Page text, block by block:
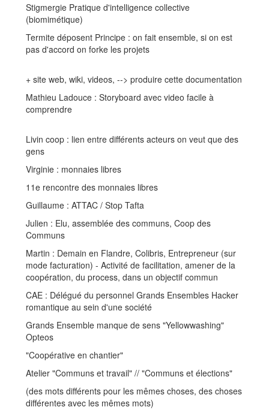
Stigmergie Pratique d'intelligence collective
(biomimétique)
Termite déposent Principe : on fait ensemble, si on est
pas d'accord on forke les projets
+ site web, wiki, videos, --> produire cette documentation
Mathieu Ladouce : Storyboard avec video facile à
comprendre
Livin coop : lien entre différents acteurs on veut que des
gens
Virginie : monnaies libres
11e rencontre des monnaies libres
Guillaume : ATTAC / Stop Tafta
Julien : Elu, assemblée des communs, Coop des
Communs
Martin : Demain en Flandre, Colibris, Entrepreneur (sur
mode facturation) - Activité de facilitation, amener de la
coopération, du process, dans un objectif commun
CAE : Délégué du personnel Grands Ensembles Hacker
romantique au sein d'une société
Grands Ensemble manque de sens "Yellowwashing"
Opteos
"Coopérative en chantier"
Atelier "Communs et travail" // "Communs et élections"
(des mots différents pour les mêmes choses, des choses
différentes avec les mêmes mots)